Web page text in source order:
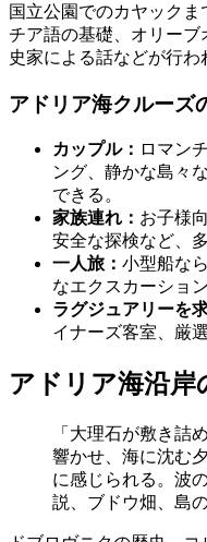
国立公園でのカヤック
チア語の基礎、オリー
史家による話などが行わ
アドリア海クルーズ
カップル： ロマン
ング、静かな島々
できる。
家族連れ： お子様
安全な探検など、
一人旅： 小型船な
なエクスカーショ
ラグジュアリーを
イナーズ客室、厳
アドリア海沿岸
「大理石が敷き詰
響かせ、海に沈む
に感じられる。波
説、ブドウ畑、島